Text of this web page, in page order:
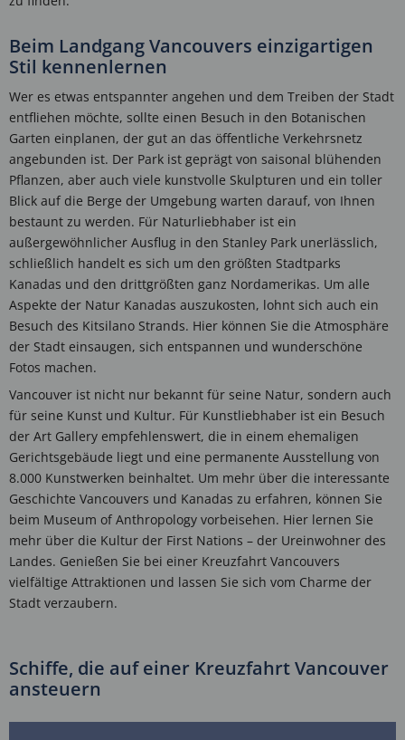
Beim Landgang Vancouvers einzigartigen
Stil kennenlernen
Wer es etwas entspannter angehen und dem Treiben der Stadt
entfliehen möchte, sollte einen Besuch in den Botanischen
Garten einplanen, der gut an das öffentliche Verkehrsnetz
angebunden ist. Der Park ist geprägt von saisonal blühenden
Pflanzen, aber auch viele kunstvolle Skulpturen und ein toller
Blick auf die Berge der Umgebung warten darauf, von Ihnen
bestaunt zu werden. Für Naturliebhaber ist ein
außergewöhnlicher Ausflug in den Stanley Park unerlässlich,
schließlich handelt es sich um den größten Stadtparks
Kanadas und den drittgrößten ganz Nordamerikas. Um alle
Aspekte der Natur Kanadas auszukosten, lohnt sich auch ein
Besuch des Kitsilano Strands. Hier können Sie die Atmosphäre
der Stadt einsaugen, sich entspannen und wunderschöne
Fotos machen.
Vancouver ist nicht nur bekannt für seine Natur, sondern auch
für seine Kunst und Kultur. Für Kunstliebhaber ist ein Besuch
der Art Gallery empfehlenswert, die in einem ehemaligen
Gerichtsgebäude liegt und eine permanente Ausstellung von
8.000 Kunstwerken beinhaltet. Um mehr über die interessante
Geschichte Vancouvers und Kanadas zu erfahren, können Sie
beim Museum of Anthropology vorbeisehen. Hier lernen Sie
mehr über die Kultur der First Nations – der Ureinwohner des
Landes. Genießen Sie bei einer Kreuzfahrt Vancouvers
vielfältige Attraktionen und lassen Sie sich vom Charme der
Stadt verzaubern.
Schiffe, die auf einer Kreuzfahrt Vancouver
ansteuern